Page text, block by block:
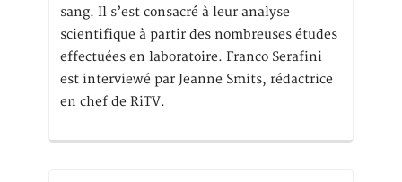
sang. Il s’est consacré à leur analyse
scientifique à partir des nombreuses études
effectuées en laboratoire. Franco Serafini
est interviewé par Jeanne Smits, rédactrice
en chef de RiTV.